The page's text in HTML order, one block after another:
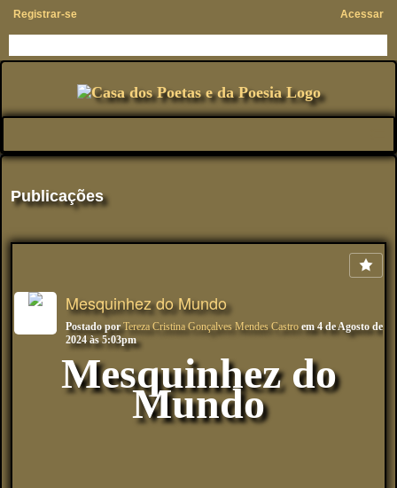
Registrar-se Acessar
Publicações
Mesquinhez do Mundo
Postado porTereza Cristina Gonçalves Mendes Castro em 4 de Agosto de
2024 às 5:03pm
Mesquinhez do
Mundo